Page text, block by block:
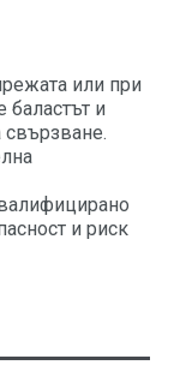
или при
баластът и
свързване.
и риск